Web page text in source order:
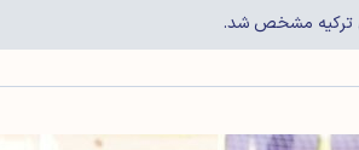
ترکیه مشخص شد.